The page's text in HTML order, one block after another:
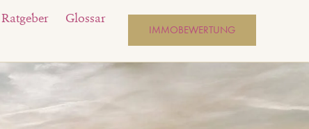
Ratgeber Glossar
IMMOBEWERTUNG